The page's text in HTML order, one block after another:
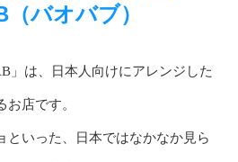
バオバブ）
」は、日本人向けにアレンジした
店です。
といった、日本ではなかなか見ら